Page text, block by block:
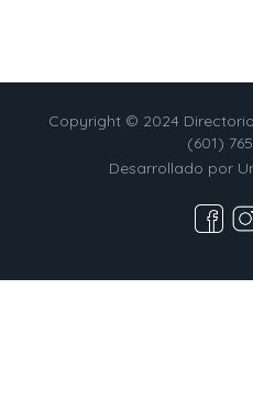
Copyright © 2024
(601)
Desarrollado por